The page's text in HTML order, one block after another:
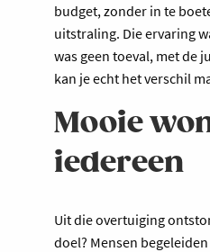
budget, zonder in te
uitstraling. Die ervaring
was geen toeval, met de
kan je echt het verschil
Mooie
iedereen
Uit die overtuiging
doel? Mensen